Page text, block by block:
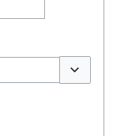
สลับตัวเลือก